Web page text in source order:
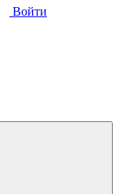
Войти